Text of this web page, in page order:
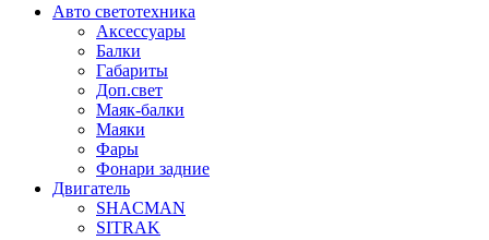
Авто светотехника
Аксессуары
Балки
Габариты
Доп.свет
Маяк-балки
Маяки
Фары
Фонари задние
Двигатель
SHACMAN
SITRAK